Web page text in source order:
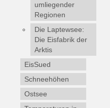
umliegender
Regionen
Die Laptewsee:
Die Eisfabrik der
Arktis
EisSued
Schneehöhen
Ostsee